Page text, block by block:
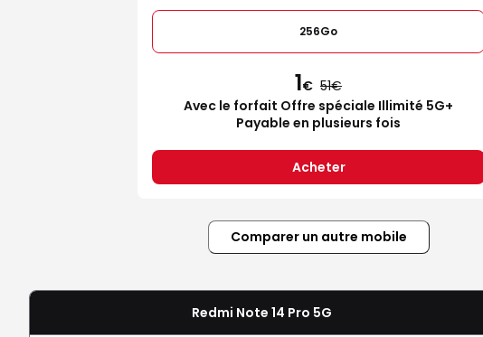
256Go
1€ 51
Avec le forfait Offre spéciale Illimité 5G+
Payable en plusieurs fois
Acheter
Comparer un autre mobile
Redmi Note 14 Pro 5G